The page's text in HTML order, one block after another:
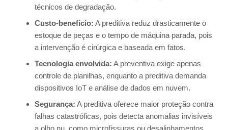
técnicos de degradação.
Custo-benefício: A preditiva reduz drasticamente o
estoque de peças e o tempo de máquina parada, pois
a intervenção é cirúrgica e baseada em fatos.
Tecnologia envolvida: A preventiva exige apenas
controle de planilhas, enquanto a preditiva demanda
dispositivos IoT e análise de dados em nuvem.
Segurança: A preditiva oferece maior proteção contra
falhas catastróficas, pois detecta anomalias invisíveis
a olho nu, como microfissuras ou desalinhamentos